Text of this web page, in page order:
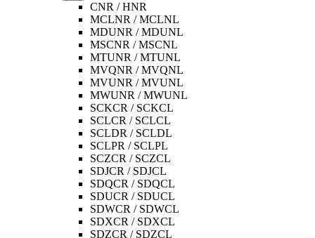
CNR / HNR
MCLNR / MCLNL
MDUNR / MDUNL
MSCNR / MSCNL
MTUNR / MTUNL
MVQNR / MVQNL
MVUNR / MVUNL
MWUNR / MWUNL
SCKCR / SCKCL
SCLCR / SCLCL
SCLDR / SCLDL
SCLPR / SCLPL
SCZCR / SCZCL
SDJCR / SDJCL
SDQCR / SDQCL
SDUCR / SDUCL
SDWCR / SDWCL
SDXCR / SDXCL
SDZCR / SDZCL